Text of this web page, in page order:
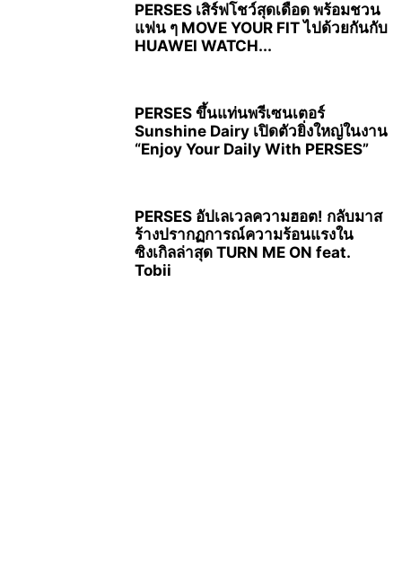
PERSES เสิร์ฟโชว์สุดเดือด พร้อมชวน
แฟน ๆ MOVE YOUR FIT ไปด้วยกันกับ
HUAWEI WATCH...
PERSES ขึ้นแท่นพรีเซนเตอร์
Sunshine Dairy เปิดตัวยิ่งใหญ่ในงาน
“Enjoy Your Daily With PERSES”
PERSES อัปเลเวลความฮอต! กลับมาส
ร้างปรากฏการณ์ความร้อนแรงใน
ซิงเกิลล่าสุด TURN ME ON feat.
Tobii